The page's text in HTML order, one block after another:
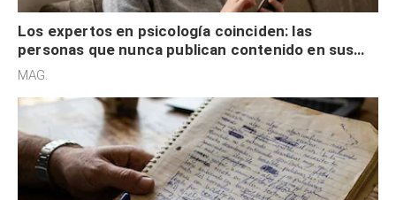
Los expertos en psicología coinciden: las
personas que nunca publican contenido en sus
redes sociales no pretenden buscar validación
MAG.